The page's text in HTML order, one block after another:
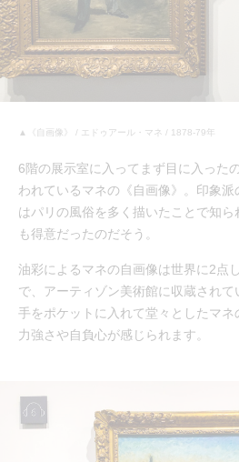
▲《自画像》 / エドゥアール・マネ / 1878-79年
6階の展示室に入ってまず目に入った
われているマネの《自画像》。印象
はパリの風俗を多く描いたことで知
も得意だったのだそう。
油彩によるマネの自画像は世界に2点
で、アーティゾン美術館に収蔵されて
手をポケットに入れて堂々としたマ
力強さや自負心が感じられます。